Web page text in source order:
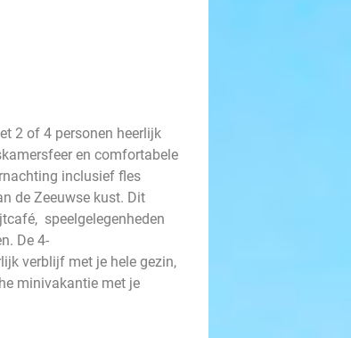
2 of 4 personen heerlijk
en comfortabele
inclusief fles
de Zeeuwse kust. Dit
speelgelegenheden
De 4-
verblijf met je hele gezin,
minivakantie met je